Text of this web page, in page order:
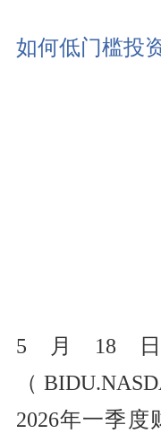
如何低门槛投
5月18
（
2026年一季度